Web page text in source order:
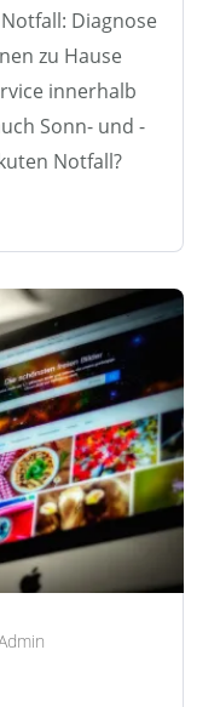
Diagnose
zu Hause
innerhalb
Sonn- und -
Notfall?